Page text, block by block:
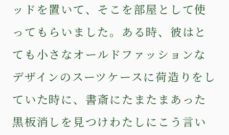
ッドを置いて、そこを部屋として使
ってもらいました。ある時、彼はと
ても小さなオールドファッションな
デザインのスーツケースに荷造りをし
ていた時に、書斎にたまたまあった
黒板消しを見つけわたしにこう言い